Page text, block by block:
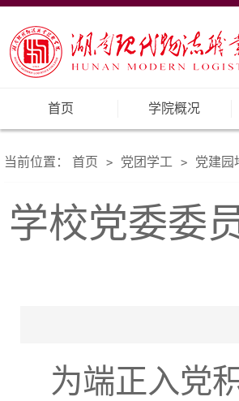
首页 学院概况
当前位置： 首页 > 党团学工 > 党建园
学校党委委
为端正入党